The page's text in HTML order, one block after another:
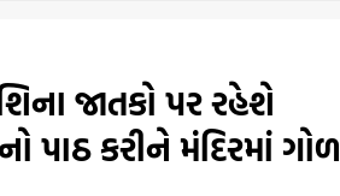
જાતકો પર રહેશે
પાઠ કરીને મંદિરમાં ગોળ